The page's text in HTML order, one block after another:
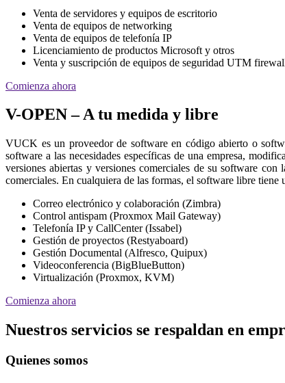
Venta de servidores y equipos de escritorio
Venta de equipos de networking
Venta de equipos de telefonía IP
Licenciamiento de productos Microsoft y otros
Venta y suscripción de equipos de seguridad UTM
Comienza ahora
V-OPEN – A tu medida y libre
VUCK es un proveedor de software en código abierto o
software a las necesidades específicas de una empresa,
versiones abiertas y versiones comerciales de su software con
comerciales. En cualquiera de las formas, el software libre
Correo electrónico y colaboración (Zimbra)
Control antispam (Proxmox Mail Gateway)
Telefonía IP y CallCenter (Issabel)
Gestión de proyectos (Restyaboard)
Gestión Documental (Alfresco, Quipux)
Videoconferencia (BigBlueButton)
Virtualización (Proxmox, KVM)
Comienza ahora
Nuestros servicios se respaldan en
Quienes somos